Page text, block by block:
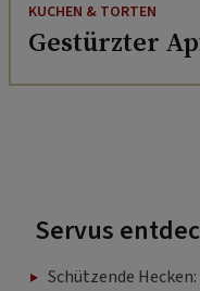
KUCHEN & TORTEN
Gestürzter
Servus
Schützende